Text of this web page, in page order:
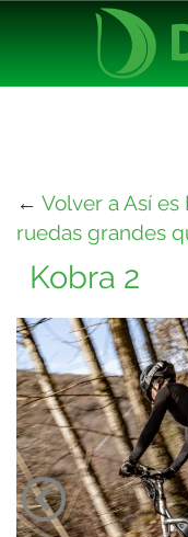
← Volver a Así es
ruedas grandes
Kobra 2